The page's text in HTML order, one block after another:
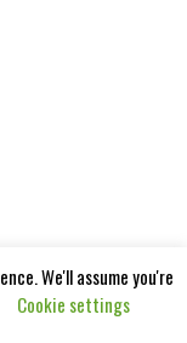
We'll assume you're
Cookie settings